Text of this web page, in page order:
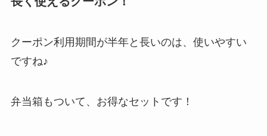
クーポン利用期間が半年と長いのは、使いやすい
ですね♪
弁当箱もついて、お得なセットです！